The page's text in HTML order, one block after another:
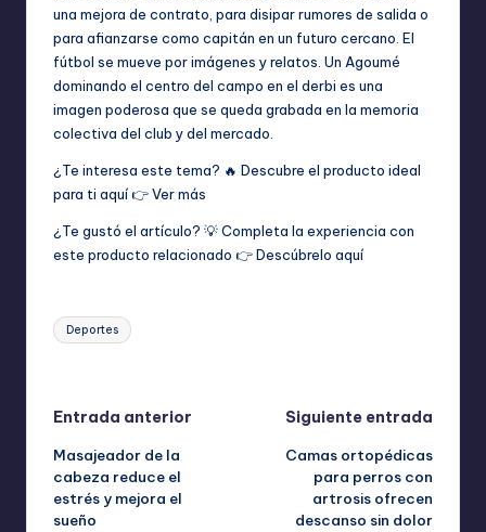
una mejora de contrato, para disipar rumores de salida o
para afianzarse como capitán en un futuro cercano. El
fútbol se mueve por imágenes y relatos. Un Agoumé
dominando el centro del campo en el derbi es una
imagen poderosa que se queda grabada en la memoria
colectiva del club y del mercado.
¿Te interesa este tema? 🔥 Descubre el producto ideal
para ti aquí 👉Ver más
¿Te gustó el artículo? 💡 Completa la experiencia con
este producto relacionado 👉Descúbrelo aquí
Etiquetas:
Deportes
Navegación
de
entradas
Entrada anterior
Masajeador de la
cabeza reduce el
estrés y mejora el
sueño
Siguiente entrada
Camas ortopédicas
para perros con
artrosis ofrecen
descanso sin dolor